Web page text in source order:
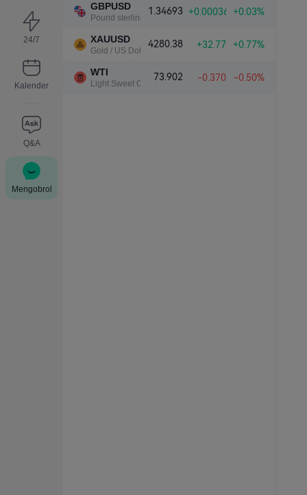
24/7
Kalender
Q&A
Mengobrol
GBPUSD
Pound sterling/Dolar Amerika
1.34693 +0.00036 +0.03%
XAUUSD
Gold / US Dollar
4280.38 +32.77 +0.77%
WTI
Light Sweet Crude Oil
73.902 -0.370 -0.50%